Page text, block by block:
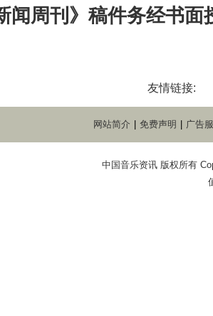
闻周刊》稿件务经书面
友情链接:
网站简介 免费声明 广告
中国音乐资讯 版权所有